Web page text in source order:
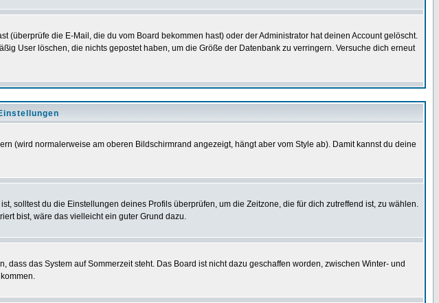
die E-Mail, die du vom Board bekommen hast) oder der Administrator hat deinen Account gelöscht.
User löschen, die nichts gepostet haben, um die Größe der Datenbank zu verringern. Versuche dich erneut
(wird normalerweise am oberen Bildschirmrand angezeigt, hängt aber vom Style ab). Damit kannst du deine
solltest du die Einstellungen deines Profils überprüfen, um die Zeitzone, die für dich zutreffend ist, zu wählen.
bist, wäre das vielleicht ein guter Grund dazu.
das System auf Sommerzeit steht. Das Board ist nicht dazu geschaffen worden, zwischen Winter- und